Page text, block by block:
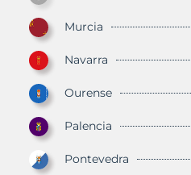
Murcia
Navarra
Ourense
Palencia
Pontevedra